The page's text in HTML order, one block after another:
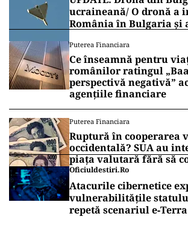
ucraineană/ O dronă a
România în Bulgaria şi
Puterea Financiara
Ce înseamnă pentru
românilor ratingul
perspectivă negativă”
agențiile financiare
Puterea Financiara
Ruptură în cooperarea
occidentală? SUA au
piața valutară fără să
Oficiuldestiri.ro
Atacurile cibernetice
vulnerabilitățile
repetă scenariul